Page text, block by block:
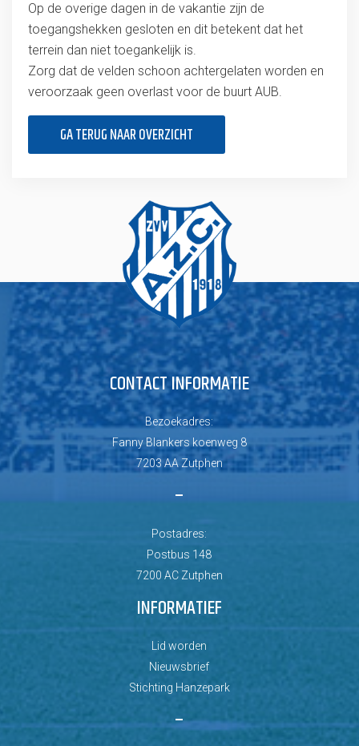
Op de overige dagen in de vakantie zijn de
toegangshekken gesloten en dit betekent dat het
terrein dan niet toegankelijk is.
Zorg dat de velden schoon achtergelaten worden en
veroorzaak geen overlast voor de buurt AUB.
GA TERUG NAAR OVERZICHT
CONTACT INFORMATIE
Bezoekadres:
Fanny Blankers koenweg 8
7203 AA Zutphen
–
Postadres:
Postbus 148
7200 AC Zutphen
INFORMATIEF
Lid worden
Nieuwsbrief
Stichting Hanzepark
–